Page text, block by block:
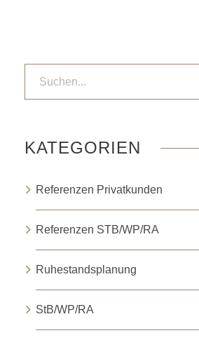
KATEGORIEN
Referenzen Privatkunden
Referenzen STB/WP/RA
Ruhestandsplanung
StB/WP/RA